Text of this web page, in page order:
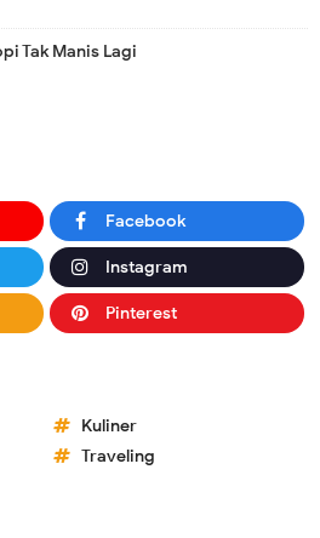
Tak Manis Lagi
Facebook
Instagram
Pinterest
Kuliner
Traveling